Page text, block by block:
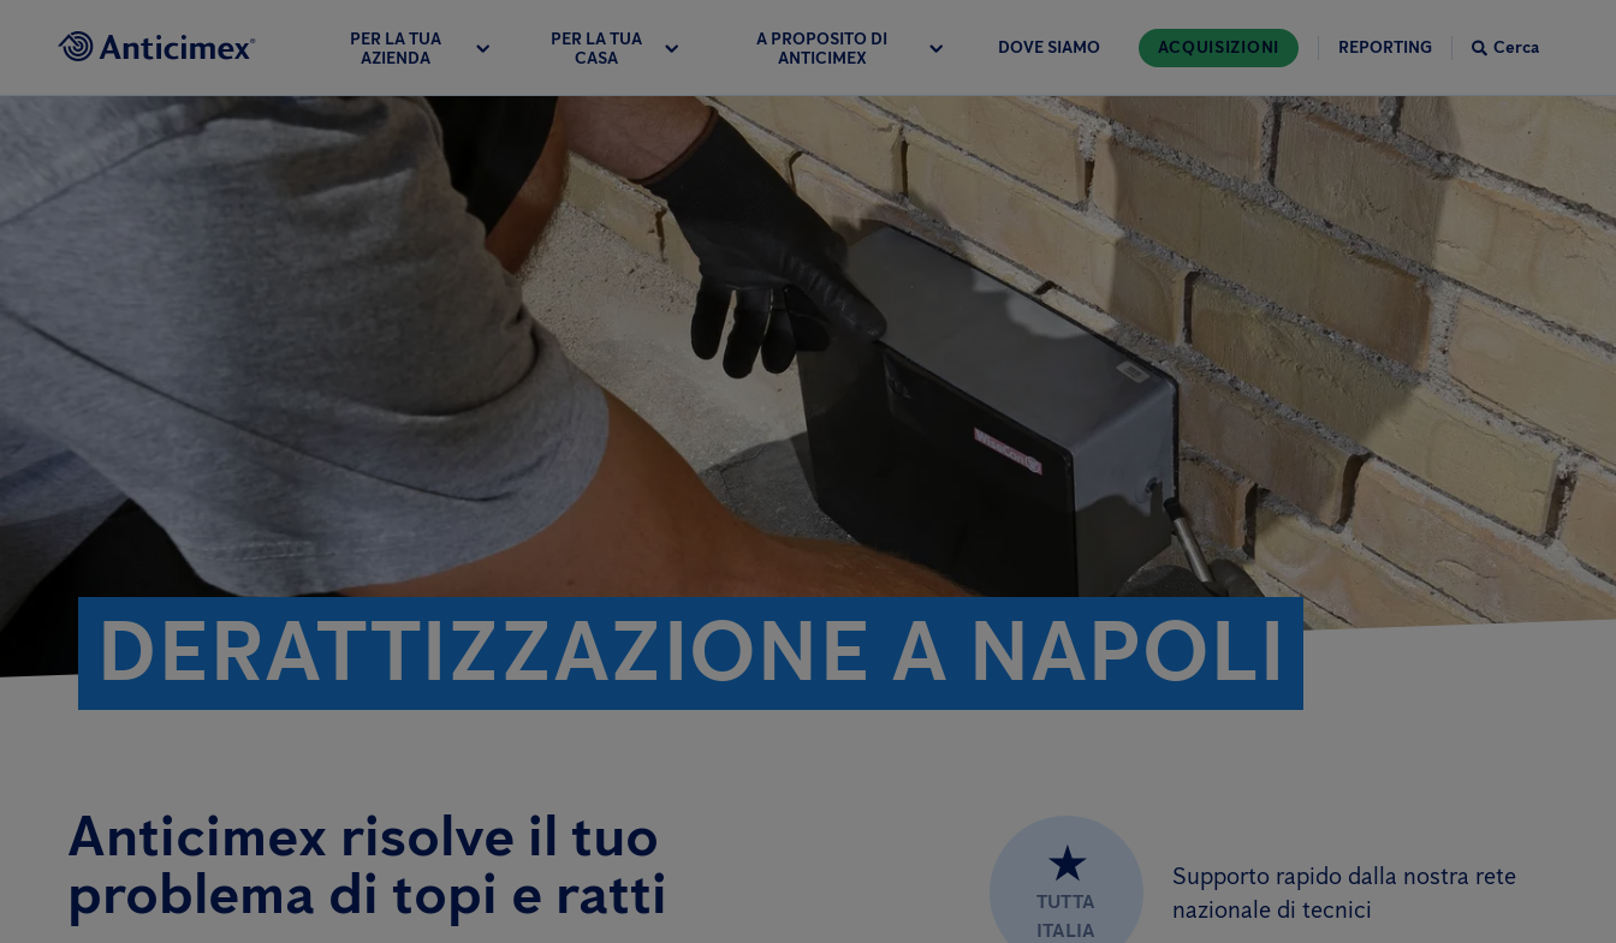
PER LA TUA
AZIENDA
PER LA TUA
CASA
A PROPOSITO DI
ANTICIMEX
DOVE SIAMO ACQUISIZIONI REPORTING Cerca
DERATTIZZAZIONE A NAPOLI
Anticimex risolve il tuo
problema di topi e ratti
★
TUTTA
ITALIA
Supporto rapido dalla nostra rete
nazionale di tecnici